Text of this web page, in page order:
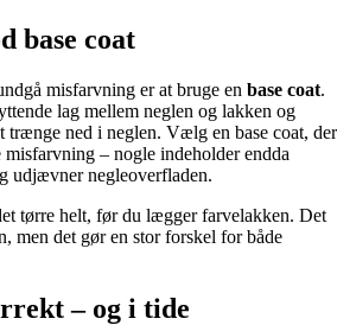
base coat
misfarvning er at bruge en base coat.
lag mellem neglen og lakken og
trænge ned i neglen. Vælg en base coat, der
– nogle indeholder endda
udjævner negleoverfladen.
tørre helt, før du lægger farvelakken. Det
men det gør en stor forskel for både
– og i tide